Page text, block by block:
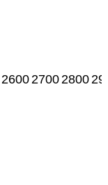
260027002800